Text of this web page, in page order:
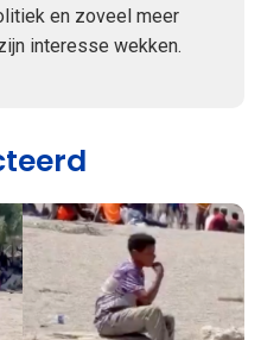
en zoveel meer
interesse wekken.